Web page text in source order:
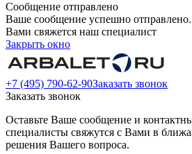
Сообщение отправлено
Ваше сообщение успешно
Вами свяжется наш специалист
Закрыть окно
+7 (495) 790-62-90Заказать звонок
Заказать звонок
Оставьте Ваше сообщение и
специалисты свяжутся с Вами в
решения Вашего вопроса.